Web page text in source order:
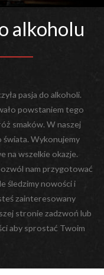
alkoholu
pasja do alkoholi.
powstaniem tego
smaków. W naszej
świata. Wykonujemy
na wszelkie okazje.
nam przygotować
śledzimy nowości i
zainteresowany
stronie zadzwoń lub
aby sprostać Twoim